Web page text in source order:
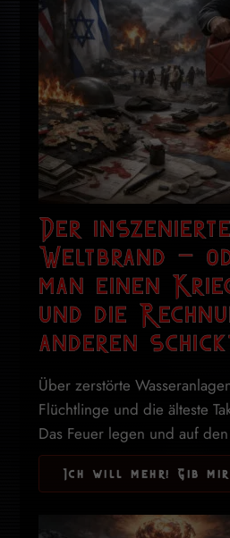
Der inszenierte
Weltbrand –
man einen
und die
anderen
Über zerstörte
Flüchtlinge und die älteste
Das Feuer legen und auf
Ich will mehr! Gib